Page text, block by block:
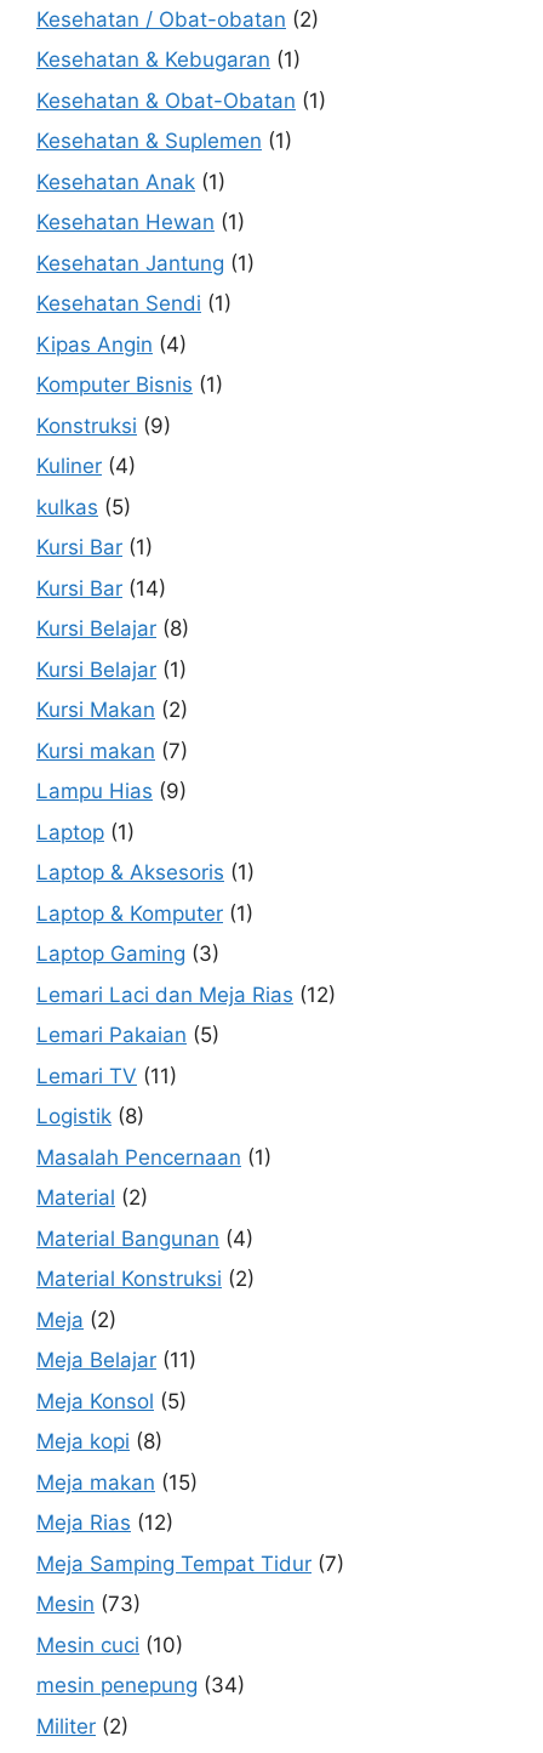
Kesehatan / Obat-obatan (2)
Kesehatan & Kebugaran (1)
Kesehatan & Obat-Obatan (1)
Kesehatan & Suplemen (1)
Kesehatan Anak (1)
Kesehatan Hewan (1)
Kesehatan Jantung (1)
Kesehatan Sendi (1)
Kipas Angin (4)
Komputer Bisnis (1)
Konstruksi (9)
Kuliner (4)
kulkas (5)
Kursi Bar (1)
Kursi Bar (14)
Kursi Belajar (8)
Kursi Belajar (1)
Kursi Makan (2)
Kursi makan (7)
Lampu Hias (9)
Laptop (1)
Laptop & Aksesoris (1)
Laptop & Komputer (1)
Laptop Gaming (3)
Lemari Laci dan Meja Rias (12)
Lemari Pakaian (5)
Lemari TV (11)
Logistik (8)
Masalah Pencernaan (1)
Material (2)
Material Bangunan (4)
Material Konstruksi (2)
Meja (2)
Meja Belajar (11)
Meja Konsol (5)
Meja kopi (8)
Meja makan (15)
Meja Rias (12)
Meja Samping Tempat Tidur (7)
Mesin (73)
Mesin cuci (10)
mesin penepung (34)
Militer (2)